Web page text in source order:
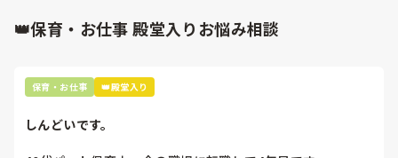
👑保育・お仕事 殿堂入りお悩み相談
保育・お仕事 👑殿堂入り
しんどいです。